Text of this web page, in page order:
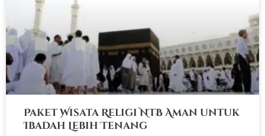
Paket Wisata Religi NTB Aman untuk
Ibadah Lebih Tenang